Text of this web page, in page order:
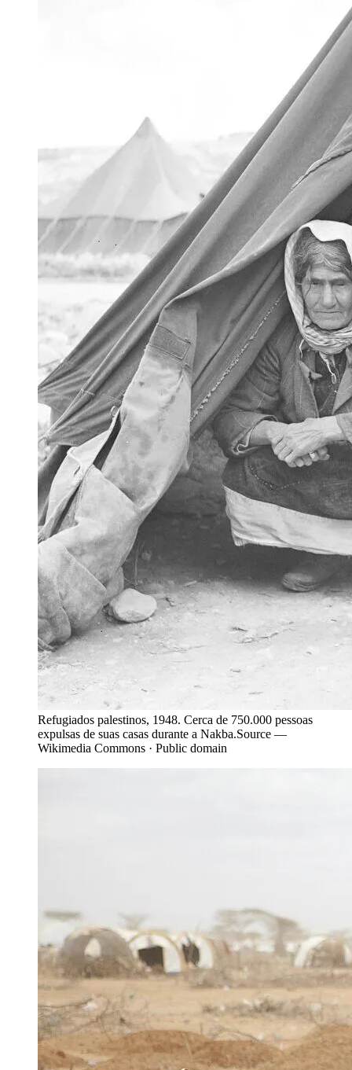
Refugiados palestinos, 1948. Cerca de 750.000 pessoas
expulsas de suas casas durante a Nakba.Source —
Wikimedia Commons · Public domain